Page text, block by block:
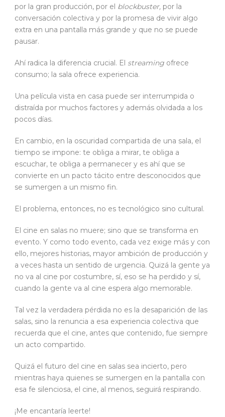
por la gran producción, por el blockbuster, por la
conversación colectiva y por la promesa de vivir algo
extra en una pantalla más grande y que no se puede
pausar.
Ahí radica la diferencia crucial. El streaming ofrece
consumo; la sala ofrece experiencia.
Una película vista en casa puede ser interrumpida o
distraída por muchos factores y además olvidada a los
pocos días.
En cambio, en la oscuridad compartida de una sala, el
tiempo se impone: te obliga a mirar, te obliga a
escuchar, te obliga a permanecer y es ahí que se
convierte en un pacto tácito entre desconocidos que
se sumergen a un mismo fin.
El problema, entonces, no es tecnológico sino cultural.
El cine en salas no muere; sino que se transforma en
evento. Y como todo evento, cada vez exige más y con
ello, mejores historias, mayor ambición de producción y
a veces hasta un sentido de urgencia. Quizá la gente ya
no va al cine por costumbre, sí, eso se ha perdido y sí,
cuando la gente va al cine espera algo memorable.
Tal vez la verdadera pérdida no es la desaparición de las
salas, sino la renuncia a esa experiencia colectiva que
recuerda que el cine, antes que contenido, fue siempre
un acto compartido.
Quizá el futuro del cine en salas sea incierto, pero
mientras haya quienes se sumergen en la pantalla con
esa fe silenciosa, el cine, al menos, seguirá respirando.
¡Me encantaría leerte!